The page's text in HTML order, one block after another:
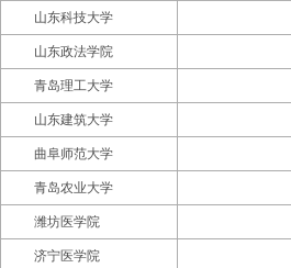
山东科技大学
山东政法学院
青岛理工大学
山东建筑大学
曲阜师范大学
青岛农业大学
潍坊医学院
济宁医学院